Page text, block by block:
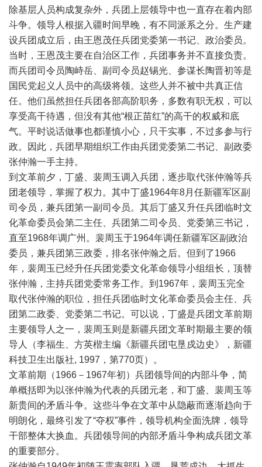
除基层人员构成复杂外，兵团上层领导中也一直存在着内部
斗争。领导人根据入疆时间早晚，有不同派系之分。生产建
设兵团成立后，由王恩茂任兵团党委第一书记、政治委员。
当时，王恩茂主要在自治区工作，兵团事务并不直接负责。
而兵团司令员陶峙岳、副司令员赵锡光、参谋长陶晋初等是
国民党起义人员中的高级将领。这些人并不被中共真正信
任。他们虽然担任兵团各部高阶职务，多数有职无权，可以
享受高干待遇，但没有其他“根正苗红”的高干的权威和底
气。平时说话做事也都谨慎小心，只干实事，不过多参与行
政。因此，兵团早期组织工作由兵团党委第二书记、副政委
张仲瀚一手主持。
到文革前夕，丁盛、裴周玉调入兵团，逐步取代张仲瀚等兵
团老领导，掌握了权力。其中丁盛1964年8月任新疆军区副
司令员，兼兵团第一副司令员。其后丁盛又升任兵团临时文
化革命委员会第二主任、兵团第二司令员、党委第三书记，
直至1968年调广州。裴周玉于1964年调任新疆军区副政治
委员，兼兵团第三政委，排名张仲瀚之后。但到了1966
年，裴周玉已经升任兵团党委文化革命领导小组组长，顶替
张仲瀚，主持兵团党委常务工作。到1967年，裴周玉完全
取代张仲瀚的职位，担任兵团临时文化革命委员会主任、兵
团第二政委、党委第二书记。可以说，丁盛是兵团文革前期
主要领导人之一，裴周玉则是新疆兵团文革时期最主要的领
导人（李福生、方英楷主编《新疆兵团屯垦戍边史》，新疆
科技卫生出版社, 1997，第770页）。
文革前期（1966－1967年初）兵团领导间的内部斗争，简
单概括即为以张仲瀚为代表的兵团元老，和丁盛、裴周玉等
新贵间的矛盾斗争。这些斗争在文革中从隐蔽而逐渐趋向于
明朗化，最终引发了“夺权”事件，领导机构全面洗牌，领导
干部整体大换血。兵团领导间的内部矛盾斗争构成兵团文革
的重要部分。